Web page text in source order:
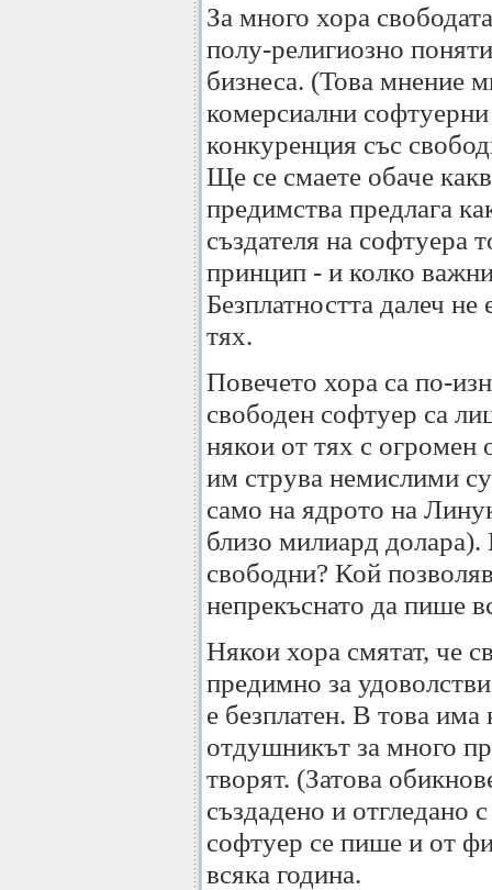
За много хора
полу-религиозно
бизнеса. (Това мнение
комерсиални
конкуренция със
Ще се смаете обаче
предимства предлага
създателя на софтуера
принцип - и колко
Безплатността далеч
тях.
Повечето хора са по-
свободен софтуер са
някои от тях с огромен
им струва немислими
само на ядрото на
близо милиард
свободни? Кой
непрекъснато да пише
Някои хора смятат, че
предимно за
е безплатен. В това
отдушникът за много
творят. (Затова
създадено и отгледано
софтуер се пише и от
всяка година.